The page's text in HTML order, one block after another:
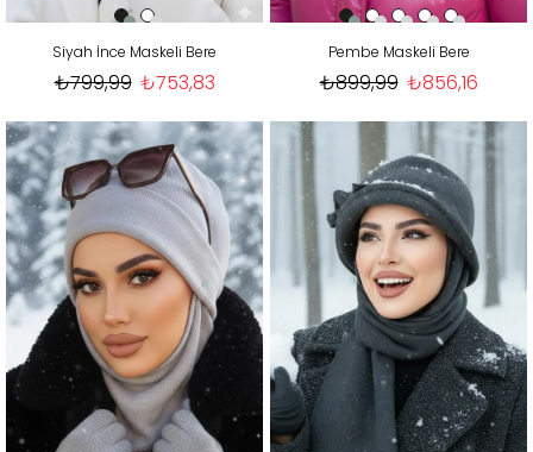
Siyah İnce Maskeli Bere
₺753,83
₺799,99
Pembe Maskeli Bere
₺856,16
₺899,99